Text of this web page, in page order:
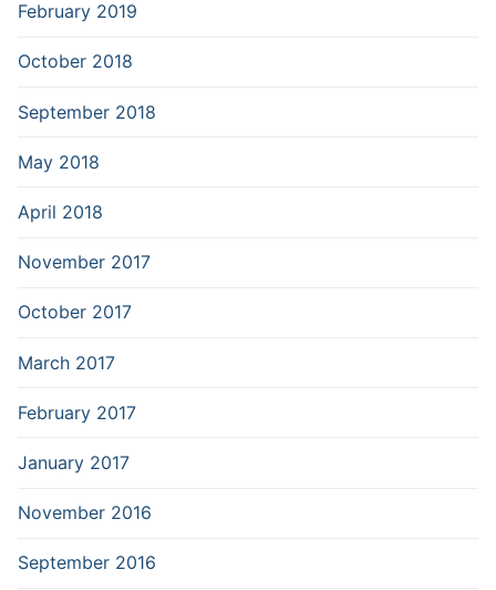
February 2019
October 2018
September 2018
May 2018
April 2018
November 2017
October 2017
March 2017
February 2017
January 2017
November 2016
September 2016